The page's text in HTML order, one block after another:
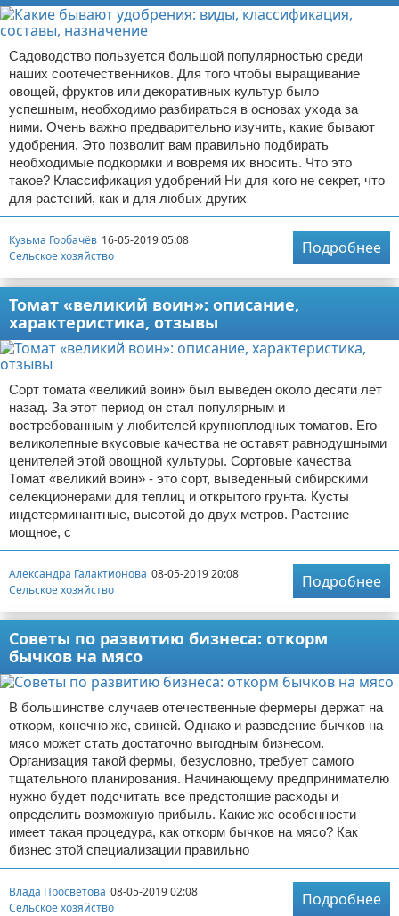
Садоводство пользуется большой популярностью среди
наших соотечественников. Для того чтобы выращивание
овощей, фруктов или декоративных культур было
успешным, необходимо разбираться в основах ухода за
ними. Очень важно предварительно изучить, какие бывают
удобрения. Это позволит вам правильно подбирать
необходимые подкормки и вовремя их вносить. Что это
такое? Классификация удобрений Ни для кого не секрет, что
для растений, как и для любых других
Кузьма Горбачёв 16-05-2019 05:08
Сельское хозяйство
Подробнее
Томат «великий воин»: описание,
характеристика, отзывы
Сорт томата «великий воин» был выведен около десяти лет
назад. За этот период он стал популярным и
востребованным у любителей крупноплодных томатов. Его
великолепные вкусовые качества не оставят равнодушными
ценителей этой овощной культуры. Сортовые качества
Томат «великий воин» - это сорт, выведенный сибирскими
селекционерами для теплиц и открытого грунта. Кусты
индетерминантные, высотой до двух метров. Растение
мощное, с
Александра Галактионова 08-05-2019 20:08
Сельское хозяйство
Подробнее
Советы по развитию бизнеса: откорм
бычков на мясо
В большинстве случаев отечественные фермеры держат на
откорм, конечно же, свиней. Однако и разведение бычков на
мясо может стать достаточно выгодным бизнесом.
Организация такой фермы, безусловно, требует самого
тщательного планирования. Начинающему предпринимателю
нужно будет подсчитать все предстоящие расходы и
определить возможную прибыль. Какие же особенности
имеет такая процедура, как откорм бычков на мясо? Как
бизнес этой специализации правильно
Влада Просветова 08-05-2019 02:08
Сельское хозяйство
Подробнее